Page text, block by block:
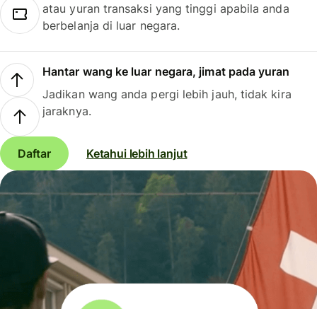
atau yuran transaksi yang tinggi apabila anda
berbelanja di luar negara.
Hantar wang ke luar negara, jimat pada yuran
Jadikan wang anda pergi lebih jauh, tidak kira
jaraknya.
Daftar Ketahui lebih lanjut